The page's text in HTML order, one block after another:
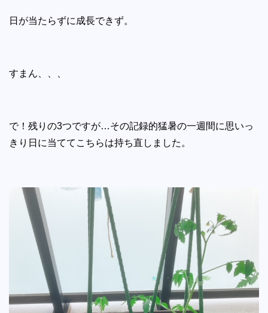
日が当たらずに成長できず。
すまん、、、
で！残りの3つですが…その記録的猛暑の一週間に思いっ
きり日に当ててこちらは持ち直しました。